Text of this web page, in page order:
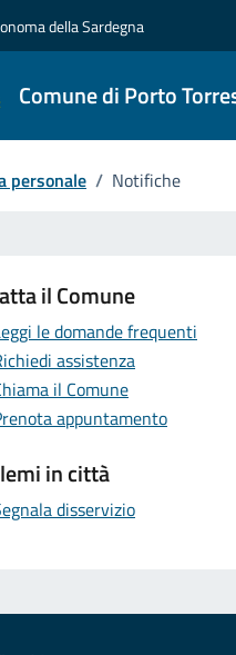
della Sardegna
Comune di Porto
personale / Notifiche
il Comune
le domande frequenti
assistenza
il Comune
appuntamento
in città
disservizio